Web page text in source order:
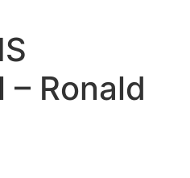
– Ronald